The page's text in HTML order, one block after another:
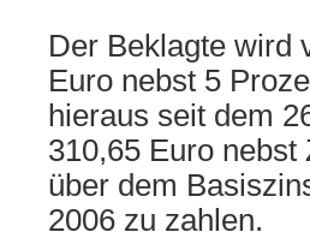
Der Beklagte wird
Euro nebst 5
hieraus seit dem
310,65 Euro
über dem
2006 zu zahlen.